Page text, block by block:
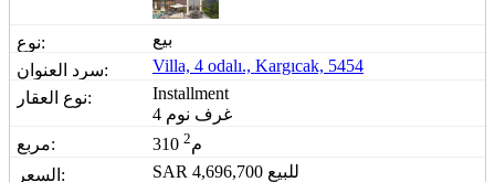
بيع
Villa, 4 odalı., Kargıcak, 5454
Installment
4 غرف نوم
310 م2
SAR 4,696,700 للبيع